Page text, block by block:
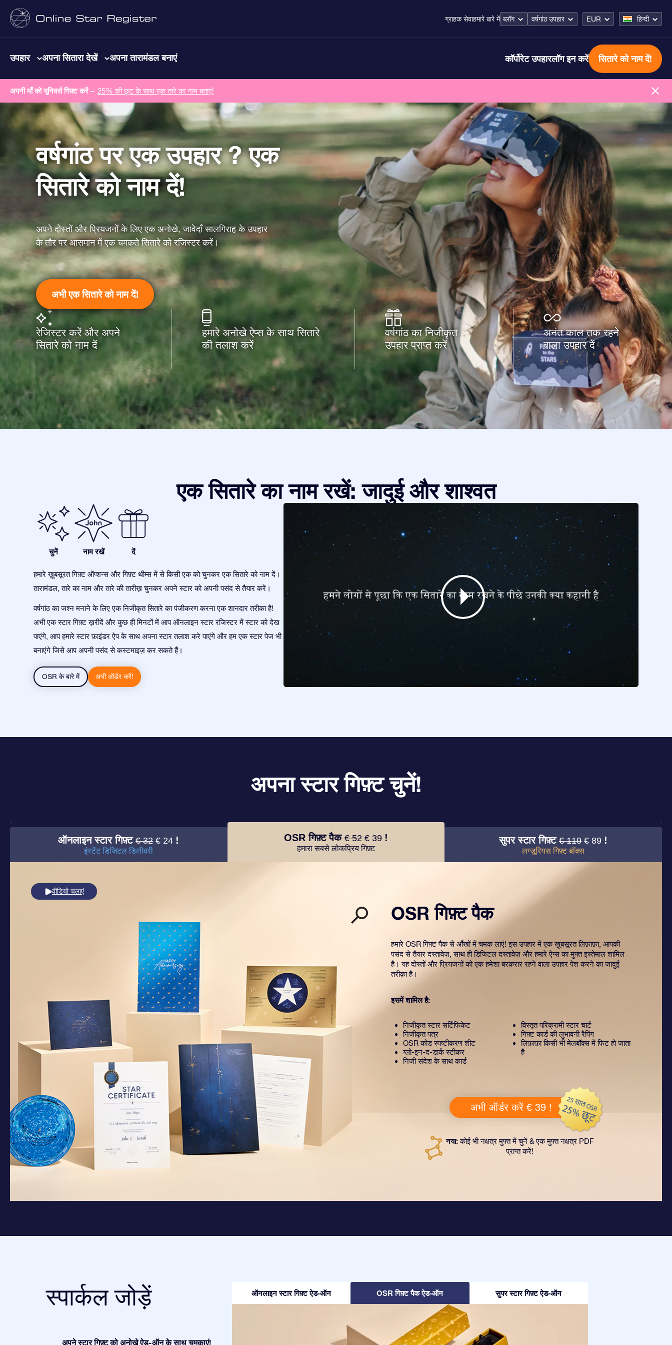
ग्राहक सेवाहमारे बारे में ब्लॉग वर्षगांठ उपहार EUR हिन्दी
उपहार अपना सितारा देखें अपना तारामंडल बनाएं कॉर्पोरेट उपहारलॉग इन करें सितारे को नाम दें!
अपनी माँ को यूनिवर्स गिफ़्ट करें – 25% की छूट के साथ एक तारे का नाम बताएं!
वर्षगांठ पर एक उपहार ? एक
सितारे को नाम दें!
अपने दोस्तों और प्रियजनों के लिए एक अनोखे, जावेदाँ सालगिराह के उपहार
के तौर पर आसमान में एक चमकते सितारे को रजिस्टर करें।
अभी एक सितारे को नाम दें!
रेजिस्टर करें और अपने
सितारे को नाम दें
हमारे अनोखे ऐप्स के साथ सितारे
की तलाश करें
वर्षगांठ का निजीकृत
उपहार प्राप्त करें
अनंत काल तक रहने
वाला उपहार दें
एक सितारे का नाम रखें: जादुई और शाश्वत
चुनें नाम रखें दें
हमारे ख़ूबसूरत गिफ़्ट ऑप्शन्स और गिफ़्ट थीम्स में से किसी एक को चुनकर एक सितारे को नाम दें।
तारामंडल, तारे का नाम और तारे की तारीख़ चुनकर अपने स्टार को अपनी पसंद से तैयार करें।
वर्षगांठ का जश्न मनाने के लिए एक निजीकृत सितारे का पंजीकरण करना एक शानदार तरीका है!
अभी एक स्टार गिफ़्ट ख़रीदें और कुछ ही मिनटों में आप ऑनलाइन स्टार रजिस्टर में स्टार को देख
पाएंगे, आप हमारे स्टार फ़ाइंडर ऐप के साथ अपना स्टार तलाश करे पाएंगे और हम एक स्टार पेज भी
बनाएंगे जिसे आप अपनी पसंद से कस्टमाइज़ कर सकते हैं।
OSR के बारे में अभी ऑर्डर करें!
अपना स्टार गिफ़्ट चुनें!
ऑनलाइन स्टार गिफ़्ट€ 32 € 24 !
इंस्टेंट डिजिटल डिलीवरी
OSR गिफ़्ट पैक € 52 € 39 !
हमारा सबसे लोकप्रिय गिफ़्ट
सुपर स्टार गिफ़्ट€ 119 € 89 !
लग्ज़ूरियस गिफ़्ट बॉक्स
वीडियो चलाएं
OSR गिफ़्ट पैक
हमारे OSR गिफ़्ट पैक से आँखों में चमक लाएं! इस उपहार में एक ख़ूबसूरत लिफ़ाफ़ा, आपकी
पसंद से तैयार दस्तावेज़, साथ ही डिजिटल दस्तावेज़ और हमारे ऐप्स का मुफ़्त इस्तेमाल शामिल
है। यह दोस्तों और प्रियजनों को एक हमेशा बरक़रार रहने वाला उपहार पेश करने का जादुई
तरीक़ा है।
इसमें शामिल है:
निजीकृत स्टार सर्टिफिकेट
निजीकृत पत्र
OSR कोड स्पष्टीकरण शीट
ग्लो-इन-द-डार्क स्टीकर
निजी संदेश के साथ कार्ड
विस्तृत परिक्रामी स्टार चार्ट
गिफ़्ट कार्ड की लुभावनी रैपिंग
लिफ़ाफ़ा किसी भी मेलबॉक्स में फिट हो जाता
है
अभी ऑर्डर करें € 39 !
नया:कोई भी नक्षत्र मुफ्त में चुनें & एक मुफ्त नक्षत्र PDF
प्राप्त करें!
स्पार्कल जोड़ें
अपने स्टार गिफ़्ट को अनोखे ऐड-ऑन के साथ चमकाएं!
ऑनलाइन स्टार गिफ़्ट ऐड-ऑन OSR गिफ़्ट पैक ऐड-ऑन सुपर स्टार गिफ़्ट ऐड-ऑन